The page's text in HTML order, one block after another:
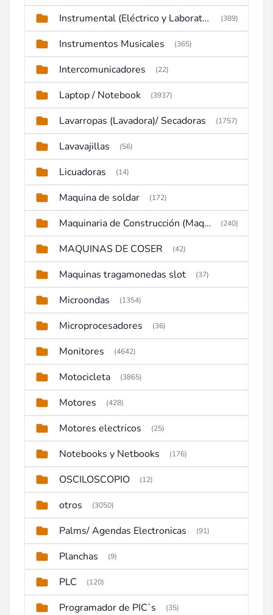
Instrumental (Eléctrico y Laboratorio) (389)
Instrumentos Musicales (365)
Intercomunicadores (22)
Laptop / Notebook (3937)
Lavarropas (Lavadora)/ Secadoras (1757)
Lavavajillas (56)
Licuadoras (14)
Maquina de soldar (172)
Maquinaria de Construcción (Maquinaria Pesada) (240)
MAQUINAS DE COSER (42)
Maquinas tragamonedas slot (37)
Microondas (1354)
Microprocesadores (36)
Monitores (4642)
Motocicleta (3865)
Motores (428)
Motores electricos (25)
Notebooks y Netbooks (176)
OSCILOSCOPIO (12)
otros (3050)
Palms/ Agendas Electronicas (91)
Planchas (9)
PLC (120)
Programador de PIC`s (35)